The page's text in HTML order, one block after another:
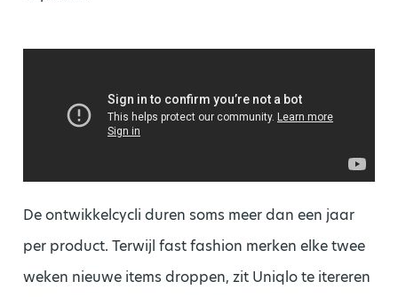
De ontwikkelcycli duren soms meer dan een jaar
per product. Terwijl fast fashion merken elke twee
weken nieuwe items droppen, zit Uniqlo te itereren